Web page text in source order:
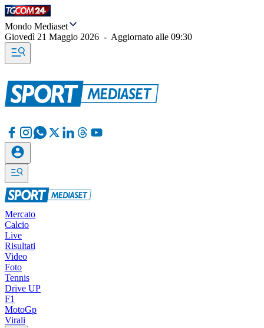
Mondo Mediaset
Giovedì 21 Maggio 2026 - Aggiornato alle 09:30
Mercato
Calcio
Live
Risultati
Video
Foto
Tennis
Drive UP
F1
MotoGp
Virali